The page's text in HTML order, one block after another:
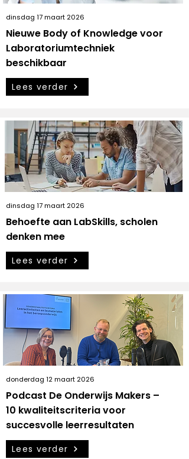
dinsdag 17 maart 2026
Nieuwe Body of Knowledge voor
Laboratoriumtechniek
beschikbaar
Lees verder
dinsdag 17 maart 2026
Behoefte aan LabSkills, scholen
denken mee
Lees verder
donderdag 12 maart 2026
Podcast De Onderwijs Makers –
10 kwaliteitscriteria voor
succesvolle leerresultaten
Lees verder